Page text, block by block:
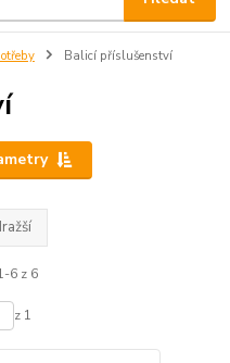
Balicí příslušenství
6 z 6
z 1